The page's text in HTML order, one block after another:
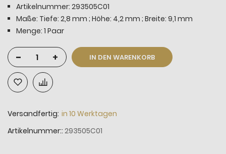
Artikelnummer: 293505C01
Maße: Tiefe: 2,8 mm ; Höhe: 4,2 mm ; Breite: 9,1 mm
Menge: 1 Paar
- + IN DEN WARENKORB
Versandfertig: in 10 Werktagen
Artikelnummer: 293505C01